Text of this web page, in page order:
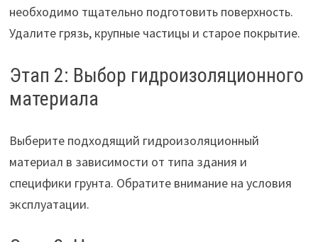
необходимо тщательно подготовить поверхность.
Удалите грязь, крупные частицы и старое покрытие.
Этап 2: Выбор гидроизоляционного
материала
Выберите подходящий гидроизоляционный
материал в зависимости от типа здания и
специфики грунта. Обратите внимание на условия
эксплуатации.